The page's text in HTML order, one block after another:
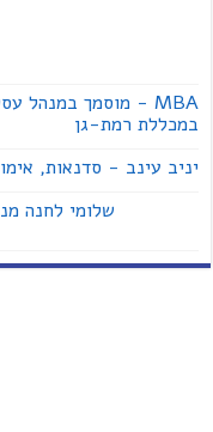
במכללת רמת-גן
יניב עינב - סדנאות,
שלומי לחנה